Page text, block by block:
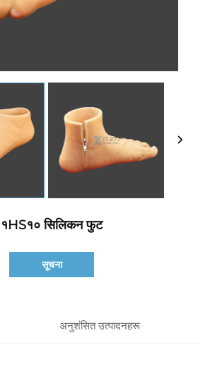
१HS१० सिलिकन फुट
सूचना
अनुशंसित उत्पादनहरू